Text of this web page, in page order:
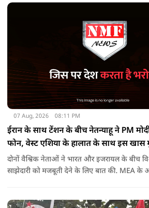
07 Aug, 2026 08:11 PM
ईरान के साथ टेंशन के बीच नेतन्याहू ने PM
फोन, वेस्ट एशिया के हालात के साथ इस खास
दोनों वैश्विक नेताओं ने भारत और इजरायल के बीच
साझेदारी को मजबूती देने के ल‍िए बात की. MEA के